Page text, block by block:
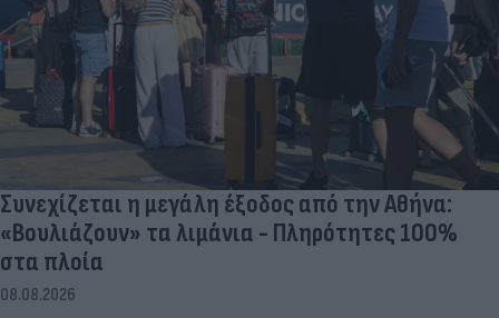
Συνεχίζεται η μεγάλη έξοδος από την Αθήνα:
«Βουλιάζουν» τα λιμάνια - Πληρότητες 100%
στα πλοία
08.08.2026